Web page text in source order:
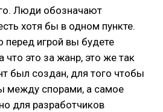
Люди обозначают
хотя бы в одном пункте.
игрой вы будете
что это за жанр, это же так
был создан, для того чтобы
между спорами, а самое
для разработчиков